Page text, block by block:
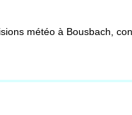
météo à Bousbach,